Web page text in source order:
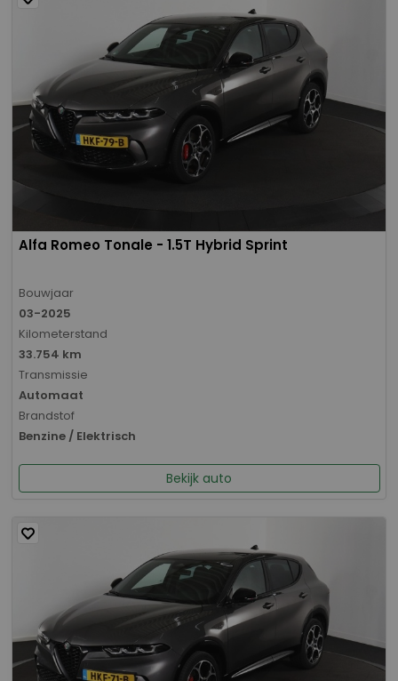
Alfa Romeo Tonale - 1.5T Hybrid Sprint
Bouwjaar
03-2025
Kilometerstand
33.754 km
Transmissie
Automaat
Brandstof
Benzine / Elektrisch
Bekijk auto